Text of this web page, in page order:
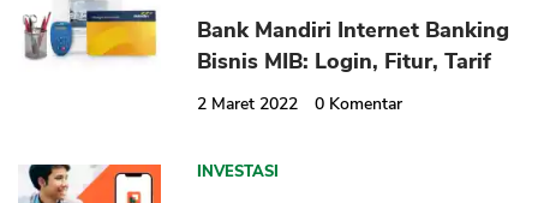
Bank Mandiri Internet Banking
Bisnis MIB: Login, Fitur, Tarif
2 Maret 2022 0 Komentar
INVESTASI